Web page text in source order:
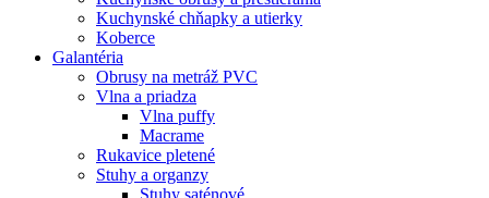
Kuchynské chňapky a utierky
Koberce
Galantéria
Obrusy na metráž PVC
Vlna a priadza
Vlna puffy
Macrame
Rukavice pletené
Stuhy a organzy
Stuhy saténové